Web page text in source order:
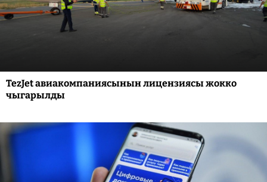
TezJet авиакомпаниясынын лицензиясы жокко
чыгарылды